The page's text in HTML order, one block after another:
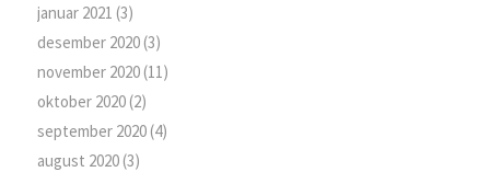
januar 2021 (3)
desember 2020(3)
november 2020(11)
oktober 2020(2)
september 2020(4)
august 2020(3)